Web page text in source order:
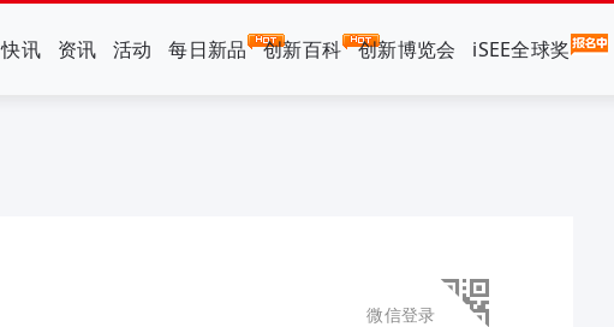
快讯 资讯 活动 每日新品 创新百科 创新博览会 iSEE全球奖
微信登录